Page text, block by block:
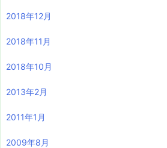
2018年12月
2018年11月
2018年10月
2013年2月
2011年1月
2009年8月